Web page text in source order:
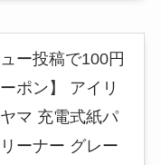
ュー投稿で100円
ポン】 アイリ
マ 充電式紙パ
ーナー グレー